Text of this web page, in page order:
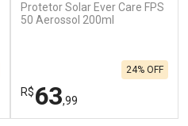
Protetor Solar Ever Care FPS
50 Aerossol 200ml
R$63,99
24% OFF